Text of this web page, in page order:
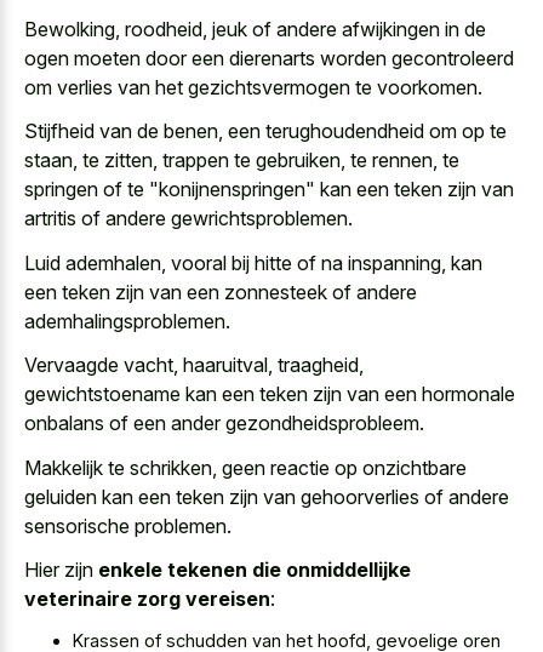
Bewolking, roodheid, jeuk of andere afwijkingen in de
ogen moeten door een dierenarts worden gecontroleerd
om verlies van het gezichtsvermogen te voorkomen.
Stijfheid van de benen, een terughoudendheid om op te
staan, te zitten, trappen te gebruiken, te rennen, te
springen of te "konijnenspringen" kan een teken zijn van
artritis of andere gewrichtsproblemen.
Luid ademhalen, vooral bij hitte of na inspanning, kan
een teken zijn van een zonnesteek of andere
ademhalingsproblemen.
Vervaagde vacht, haaruitval, traagheid,
gewichtstoename kan een teken zijn van een hormonale
onbalans of een ander gezondheidsprobleem.
Makkelijk te schrikken, geen reactie op onzichtbare
geluiden kan een teken zijn van gehoorverlies of andere
sensorische problemen.
Hier zijn enkele tekenen die onmiddellijke
veterinaire zorg vereisen:
Krassen of schudden van het hoofd, gevoelige oren